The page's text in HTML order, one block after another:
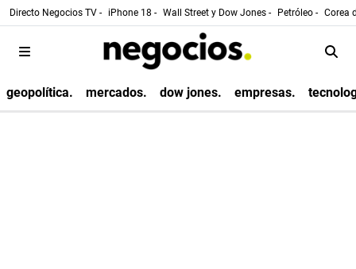
Directo Negocios TV - iPhone 18 - Wall Street y Dow Jones - Petróleo - Corea
geopolítica. mercados. dow jones. empresas.